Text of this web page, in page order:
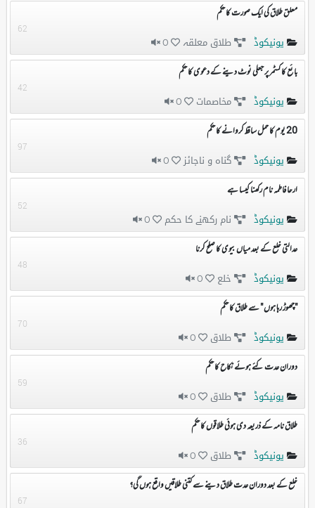
معلق طلاق کی ایک صورت کا حکم
یونیکوڈ طلاق معلقہ 0
62
بائع کا کسٹمر پر جعلی نوٹ دینے کے دعوی کا حکم
یونیکوڈ مخاصمات 0
42
20 یوم کا حمل ساقط کروانے کا حکم
یونیکوڈ گناہ و ناجائز 0
97
ارحا فاطمہ نام رکھنا کیسا ہے
یونیکوڈ نام رکھنے کا حکم 0
52
عدالتی خلع کے بعد میاں بیوی کا صلح کرنا
یونیکوڈ خلع 0
48
"چھوڑ رہا ہوں " سے طلاق کا حکم
یونیکوڈ طلاق 0
70
دوران عدت کئے ہوئے نکاح کا حکم
یونیکوڈ طلاق 0
59
طلاق نامہ کے ذریعہ دی ہوئی طلاقوں کا حکم
یونیکوڈ طلاق 0
36
خلع کے بعد دوران عدت طلاق دینے سے کتنی طلاقیں واقع ہوں گی؟
67